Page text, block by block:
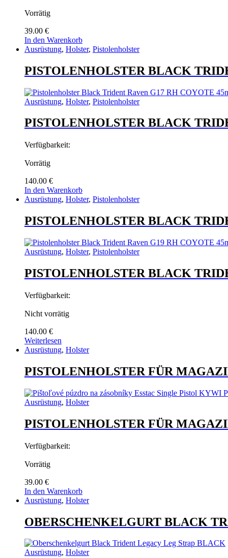
Vorrätig
39.00 €
In den Warenkorb
Ausrüstung, Holster, Pistolenholster
PISTOLENHOLSTER BLACK
Ausrüstung, Holster, Pistolenholster
PISTOLENHOLSTER BLACK
Verfügbarkeit:
Vorrätig
140.00 €
In den Warenkorb
Ausrüstung, Holster, Pistolenholster
PISTOLENHOLSTER BLACK
Ausrüstung, Holster, Pistolenholster
PISTOLENHOLSTER BLACK
Verfügbarkeit:
Nicht vorrätig
140.00 €
Weiterlesen
Ausrüstung, Holster
PISTOLENHOLSTER FÜR
Ausrüstung, Holster
PISTOLENHOLSTER FÜR
Verfügbarkeit:
Vorrätig
39.00 €
In den Warenkorb
Ausrüstung, Holster
OBERSCHENKELGURT BLACK
Ausrüstung, Holster